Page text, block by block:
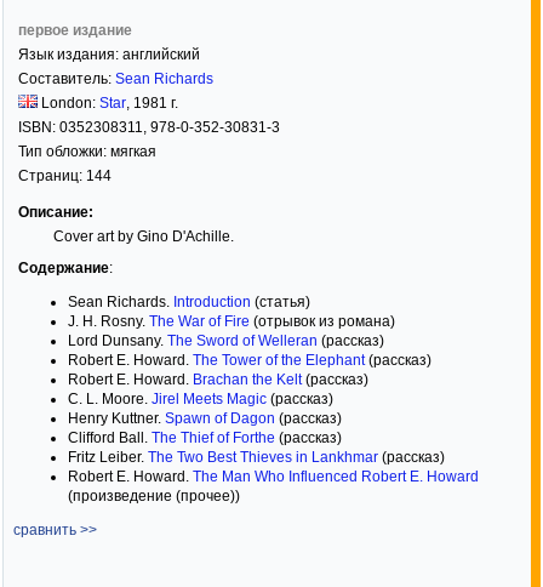
первое издание
Язык издания: английский
Составитель: Sean Richards
London: Star, 1981 г.
ISBN: 0352308311, 978-0-352-30831-3
Тип обложки: мягкая
Страниц: 144
Описание:
Cover art by Gino D'Achille.
Содержание:
Sean Richards. Introduction (статья)
J. H. Rosny. The War of Fire (отрывок из романа)
Lord Dunsany. The Sword of Welleran (рассказ)
Robert E. Howard. The Tower of the Elephant(рассказ)
Robert E. Howard. Brachan the Kelt(рассказ)
C. L. Moore. Jirel Meets Magic (рассказ)
Henry Kuttner. Spawn of Dagon (рассказ)
Clifford Ball. The Thief of Forthe (рассказ)
Fritz Leiber. The Two Best Thieves in Lankhmar (рассказ)
Robert E. Howard. The Man Who Influenced Robert E. Howard
(произведение (прочее))
сравнить >>